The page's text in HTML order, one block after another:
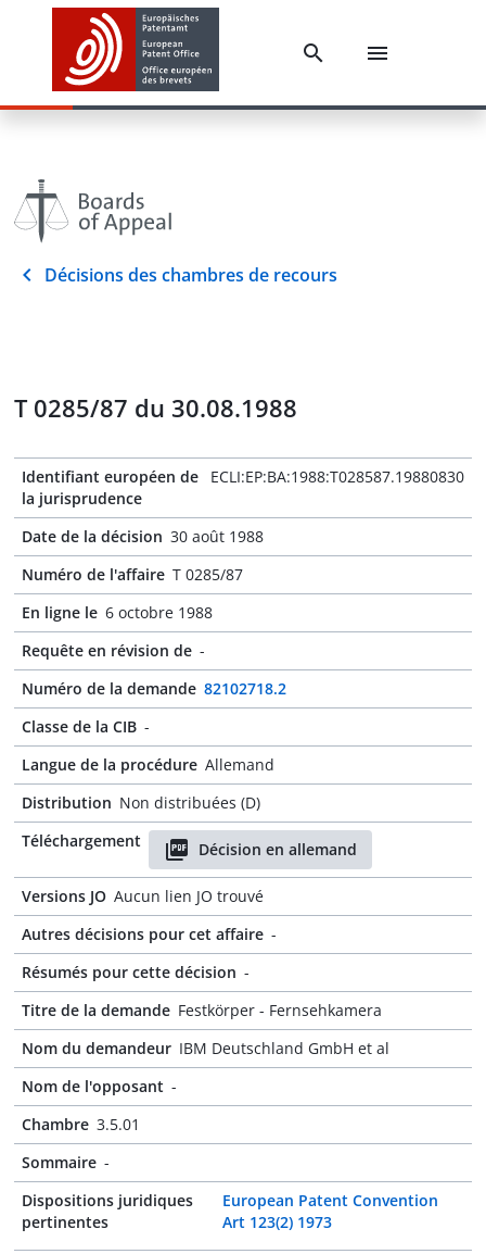
Décisions des chambres de recours
T 0285/87 du 30.08.1988
Identifiant européen de
la jurisprudence
ECLI:EP:BA:1988:T028587.19880830
Date de la décision 30 août 1988
Numéro de l'affaire T 0285/87
En ligne le 6 octobre 1988
Requête en révision de -
Numéro de la demande 82102718.2
Classe de la CIB -
Langue de la procédure Allemand
Distribution Non distribuées (D)
Téléchargement
Décision en allemand
Versions JO Aucun lien JO trouvé
Autres décisions pour cet affaire -
Résumés pour cette décision -
Titre de la demande Festkörper - Fernsehkamera
Nom du demandeur IBM Deutschland GmbH et al
Nom de l'opposant -
Chambre 3.5.01
Sommaire -
Dispositions juridiques
pertinentes
European Patent Convention
Art 123(2) 1973